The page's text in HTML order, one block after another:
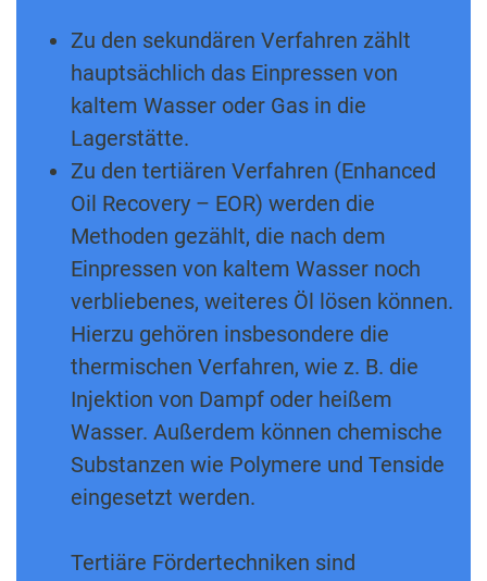
Zu den sekundären Verfahren zählt
hauptsächlich das Einpressen von
kaltem Wasser oder Gas in die
Lagerstätte.
Zu den tertiären Verfahren (Enhanced
Oil Recovery – EOR) werden die
Methoden gezählt, die nach dem
Einpressen von kaltem Wasser noch
verbliebenes, weiteres Öl lösen können.
Hierzu gehören insbesondere die
thermischen Verfahren, wie z. B. die
Injektion von Dampf oder heißem
Wasser. Außerdem können chemische
Substanzen wie Polymere und Tenside
eingesetzt werden.
Tertiäre Fördertechniken sind